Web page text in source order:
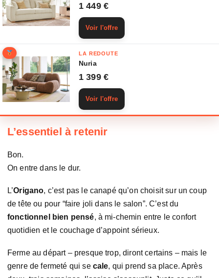
1 449 €
Voir l'offre
LA REDOUTE
Nuria
1 399 €
Voir l'offre
L’essentiel à retenir
Bon.
On entre dans le dur.
L’Origano, c’est pas le canapé qu’on choisit sur un coup
de tête ou pour “faire joli dans le salon”. C’est du
fonctionnel bien pensé, à mi-chemin entre le confort
quotidien et le couchage d’appoint sérieux.
Ferme au départ – presque trop, diront certains – mais le
genre de fermeté qui se cale, qui prend sa place. Après